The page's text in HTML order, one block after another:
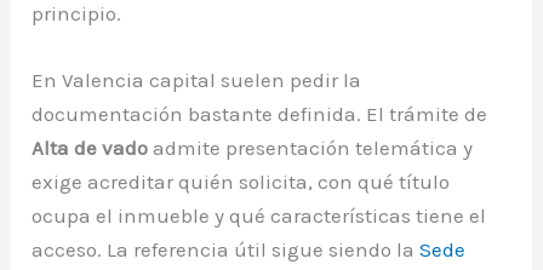
principio.
En Valencia capital suelen pedir la
documentación bastante definida. El trámite de
Alta de vado admite presentación telemática y
exige acreditar quién solicita, con qué título
ocupa el inmueble y qué características tiene el
acceso. La referencia útil sigue siendo laSede